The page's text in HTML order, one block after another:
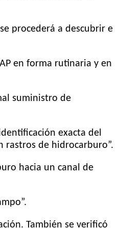
procederá a descubrir e
en forma rutinaria y en
suministro de
exacta del
rastros de hidrocarburo”.
hacia un canal de
También se verificó